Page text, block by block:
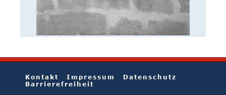
Kontakt Impressum
Datenschutz
Barrierefreiheit